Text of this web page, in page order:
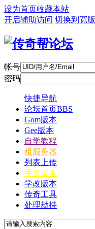
设为首页收藏本站
开启辅助访问 切换到宽版
帐号
密码
快捷导航
论坛首页BBS
Gom版本
Gee版本
自学教程
租服务器
列表上传
手游版本
学改版本
传奇工具
处理劫持